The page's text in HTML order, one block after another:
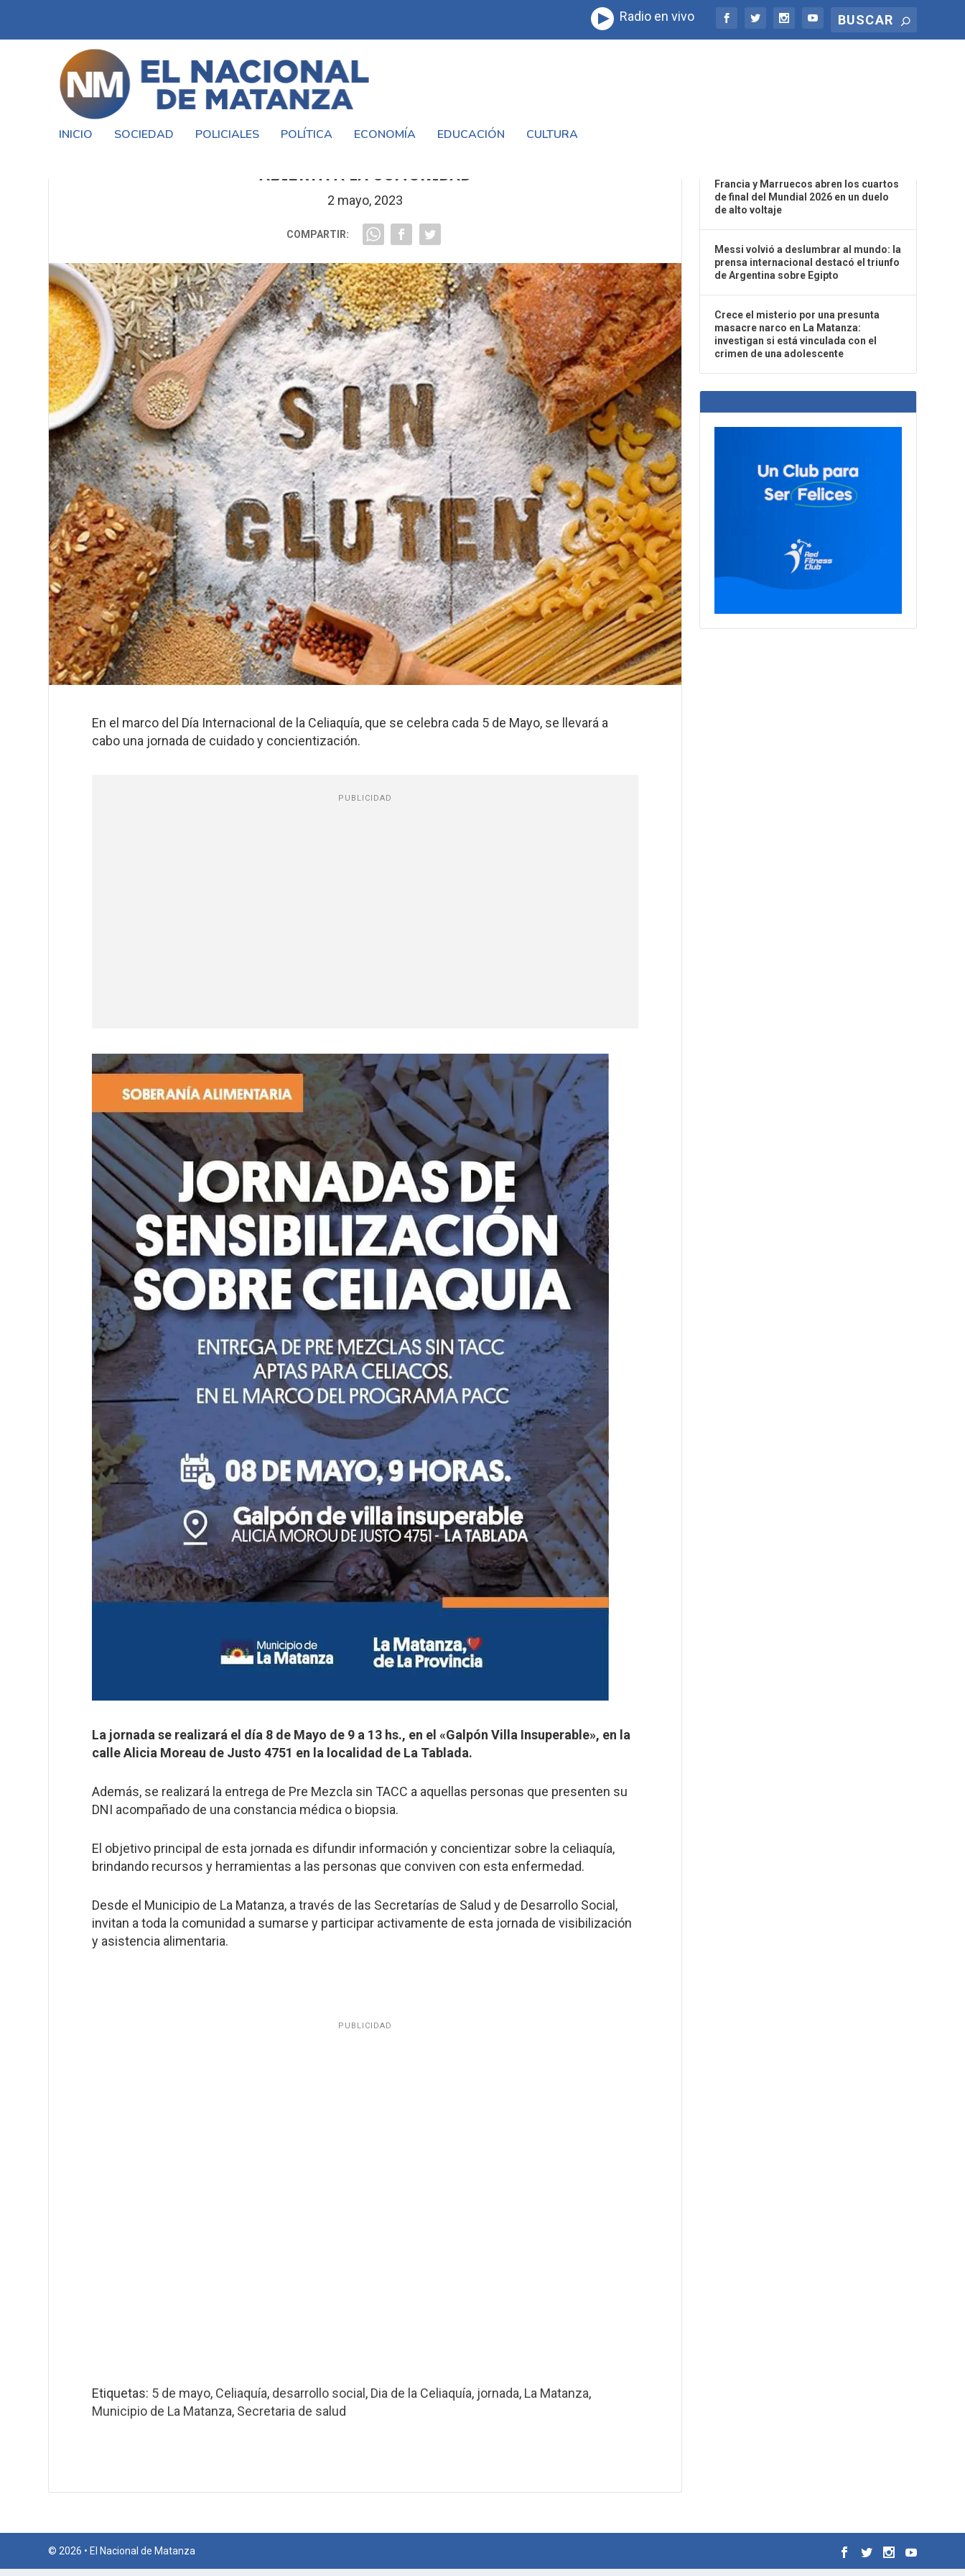
Radio en vivo
INICIO SOCIEDAD POLICIALES POLÍTICA ECONOMÍA EDUCACIÓN CULTURA
ABIERTA A LA COMUNIDAD
2 mayo, 2023
COMPARTIR:
En el marco del Día Internacional de la Celiaquía, que se celebra cada 5 de Mayo, se llevará a
cabo una jornada de cuidado y concientización.
PUBLICIDAD
La jornada se realizará el día 8 de Mayo de 9 a 13 hs., en el «Galpón Villa Insuperable», en la
calle Alicia Moreau de Justo 4751 en la localidad de La Tablada.
Además, se realizará la entrega de Pre Mezcla sin TACC a aquellas personas que presenten su
DNI acompañado de una constancia médica o biopsia.
El objetivo principal de esta jornada es difundir información y concientizar sobre la celiaquía,
brindando recursos y herramientas a las personas que conviven con esta enfermedad.
Desde el Municipio de La Matanza, a través de las Secretarías de Salud y de Desarrollo Social,
invitan a toda la comunidad a sumarse y participar activamente de esta jornada de visibilización
y asistencia alimentaria.
PUBLICIDAD
Etiquetas: 5 de mayo, Celiaquía, desarrollo social , Dia de la Celiaquía, jornada, La Matanza,
Municipio de La Matanza, Secretaria de salud
Francia y Marruecos abren los cuartos
de final del Mundial 2026 en un duelo
de alto voltaje
Messi volvió a deslumbrar al mundo: la
prensa internacional destacó el triunfo
de Argentina sobre Egipto
Crece el misterio por una presunta
masacre narco en La Matanza:
investigan si está vinculada con el
crimen de una adolescente
© 2026 • El Nacional de Matanza